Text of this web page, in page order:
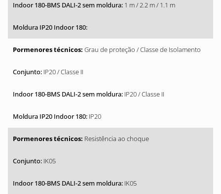
1 m / 2.2 m / 1.1 m
Grau de proteção / Classe de Isolamento
IP20 / Classe II
IP20 / Classe II
IP20
Resistência ao choque
IK05
IK05